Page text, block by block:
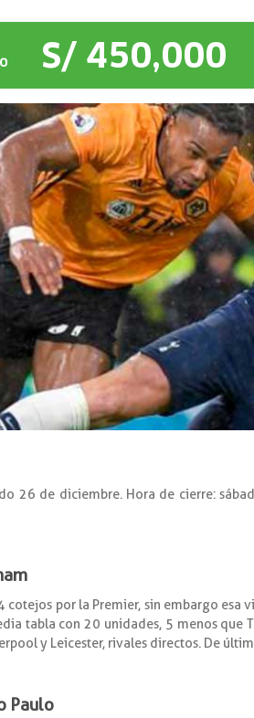
S/ 450,000
26 de diciembre. Hora de cierre:
cotejos por la Premier, sin embargo
tabla con 20 unidades, 5 menos que
y Leicester, rivales directos. De
Paulo